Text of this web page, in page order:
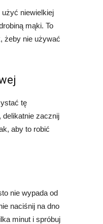
niewielkiej
mąki. To
żeby nie używać
tę
delikatnie zacznij
aby to robić
nie wypada od
naciśnij na dno
minut i spróbuj